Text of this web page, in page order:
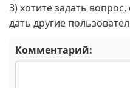
3) хотите задать
дать другие
Комментарий: